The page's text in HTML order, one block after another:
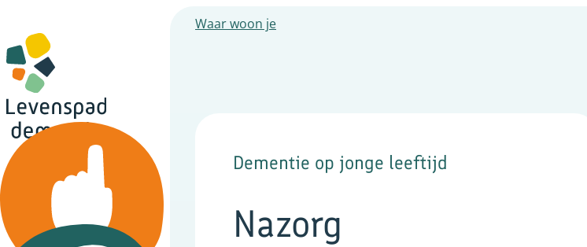
Waar woon je
Dementie op jonge leeftijd
Nazorg